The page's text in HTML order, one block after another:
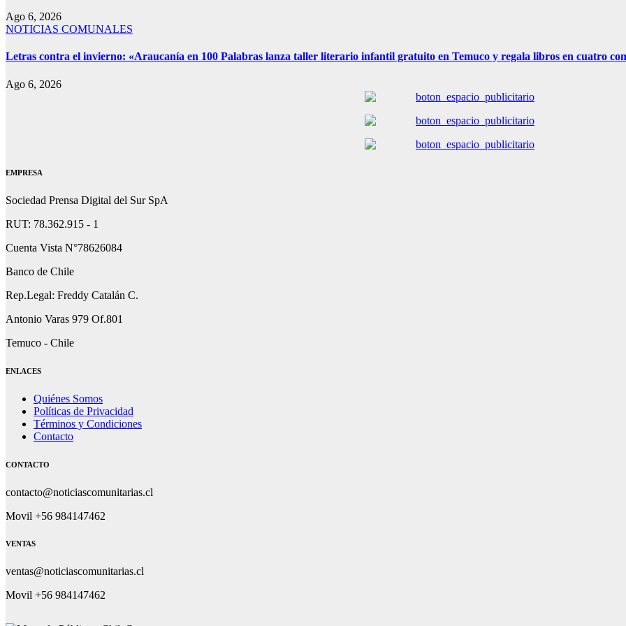
Ago 6, 2026
NOTICIAS COMUNALES
Letras contra el invierno: «Araucanía en 100 Palabras lanza taller literario infantil gratuito en Temuco y regala libros en cuatro
Ago 6, 2026
EMPRESA
Sociedad Prensa Digital del Sur SpA
RUT: 78.362.915 - 1
Cuenta Vista N°78626084
Banco de Chile
Rep.Legal: Freddy Catalán C.
Antonio Varas 979 Of.801
Temuco - Chile
ENLACES
Quiénes Somos
Políticas de Privacidad
Términos y Condiciones
Contacto
CONTACTO
contacto@noticiascomunitarias.cl
Movil +56 984147462
VENTAS
ventas@noticiascomunitarias.cl
Movil +56 984147462